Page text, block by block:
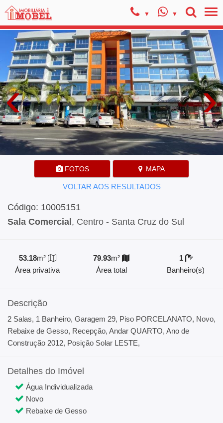
‹ ›
FOTOS MAPA
VOLTAR AOS RESULTADOS
Código: 10005151
Sala Comercial , Centro - Santa Cruz do Sul
53.18m²
Área privativa
79.93m²
Área total
1
Banheiro(s)
Descrição
2 Salas, 1 Banheiro, Garagem 29, Piso PORCELANATO, Novo,
Rebaixe de Gesso, Recepção, Andar QUARTO, Ano de
Construção 2012, Posição Solar LESTE,
Detalhes do Imóvel
Água Individualizada
Novo
Rebaixe de Gesso